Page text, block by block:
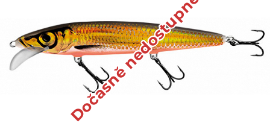
Dočasně nedostupné